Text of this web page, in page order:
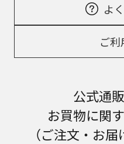
よ
ご利
公式通
お買物に関
（ご注文・お